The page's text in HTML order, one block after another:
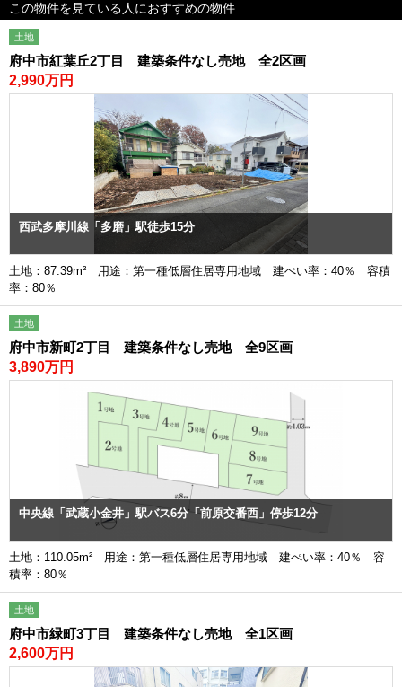
この物件を見ている人におすすめの物件
土地
府中市紅葉丘2丁目 建築条件なし売地 全2区画
2,990万円
西武多摩川線「多磨」駅徒歩15分
土地：87.39m² 用途：第一種低層住居専用地域 建ぺい率：40％ 容積
率：80％
土地
府中市新町2丁目 建築条件なし売地 全9区画
3,890万円
中央線「武蔵小金井」駅バス6分「前原交番西」停歩12分
土地：110.05m² 用途：第一種低層住居専用地域 建ぺい率：40％ 容
積率：80％
土地
府中市緑町3丁目 建築条件なし売地 全1区画
2,600万円